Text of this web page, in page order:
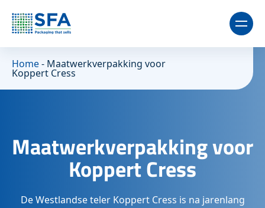
Home- Maatwerkverpakking voor
Koppert Cress
Maatwerkverpakking voor
Koppert Cress
De Westlandse teler Koppert Cress is na jarenlang